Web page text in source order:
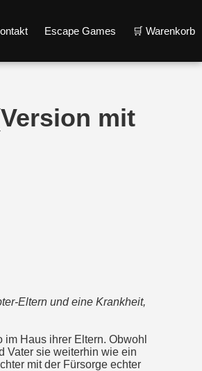
Escape Games 🛒 Warenkorb
mit
Eltern und eine Krankheit,
Haus ihrer Eltern. Obwohl
Vater sie weiterhin wie ein
mit der Fürsorge echter